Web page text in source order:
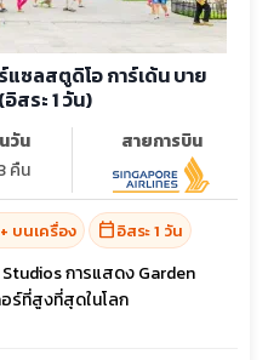
ซลสตูดิโอ การ์เด้น บาย
สระ 1 วัน)
วัน
คืน
สายการบิน
บนเครื่อง calendar_todayอิสระ 1 วัน
การแสดง Garden
ร์ที่สูงที่สุดในโลก